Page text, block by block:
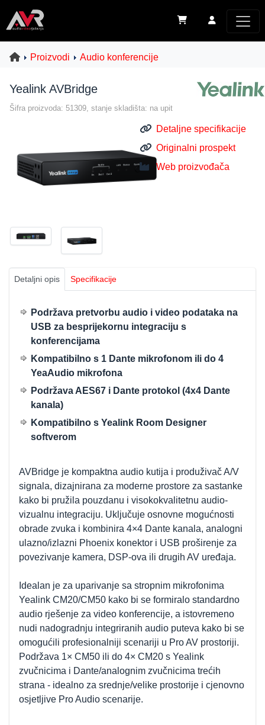
Proizvodi Audio konferencije
Yealink AVBridge
Šifra proizvoda: 51309, stanje skladišta: na upit
Detaljne specifikacije
Originalni prospekt
Web proizvođača
Detaljni opis Specifikacije
Podržava pretvorbu audio i video podataka na
USB za besprijekornu integraciju s
konferencijama
Kompatibilno s 1 Dante mikrofonom ili do 4
YeaAudio mikrofona
Podržava AES67 i Dante protokol (4x4 Dante
kanala)
Kompatibilno s Yealink Room Designer
softverom
AVBridge je kompaktna audio kutija i produživač A/V
signala, dizajnirana za moderne prostore za sastanke
kako bi pružila pouzdanu i visokokvalitetnu audio-
vizualnu integraciju. Uključuje osnovne mogućnosti
obrade zvuka i kombinira 4×4 Dante kanala, analogni
ulazno/izlazni Phoenix konektor i USB proširenje za
povezivanje kamera, DSP-ova ili drugih AV uređaja.
Idealan je za uparivanje sa stropnim mikrofonima
Yealink CM20/CM50 kako bi se formiralo standardno
audio rješenje za video konferencije, a istovremeno
nudi nadogradnju integriranih audio puteva kako bi se
omogućili profesionalniji scenariji u Pro AV prostoriji.
Podržava 1× CM50 ili do 4× CM20 s Yealink
zvučnicima i Dante/analognim zvučnicima trećih
strana - idealno za srednje/velike prostorije i cjenovno
osjetljive Pro Audio scenarije.